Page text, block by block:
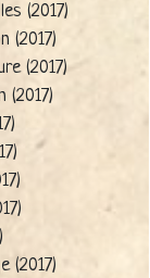
(2017)
(2017)
(2017)
(2017)
(2017)